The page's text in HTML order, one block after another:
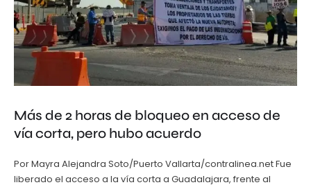
Más de 2 horas de bloqueo en acceso de
vía corta, pero hubo acuerdo
Por Mayra Alejandra Soto/Puerto Vallarta/contralinea.net Fue
liberado el acceso a la vía corta a Guadalajara, frente al